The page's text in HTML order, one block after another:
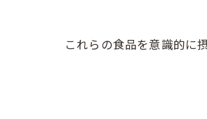
これらの食品を意識的に